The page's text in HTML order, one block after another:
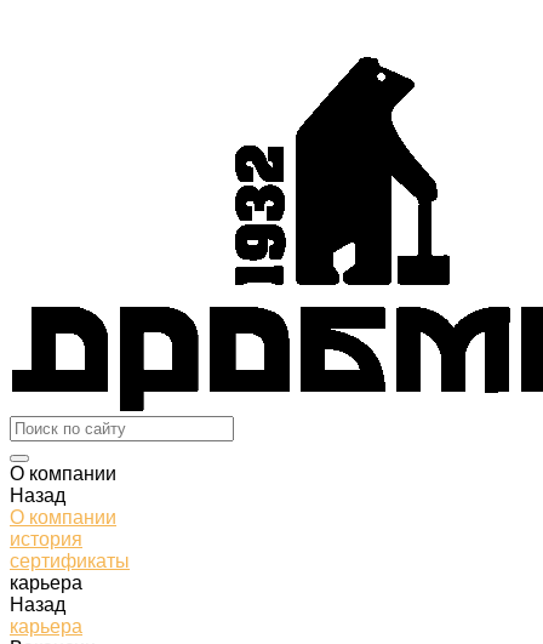
О компании
Назад
О компании
история
сертификаты
карьера
Назад
карьера